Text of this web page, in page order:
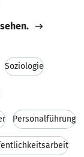
Soziologie
Personalführung